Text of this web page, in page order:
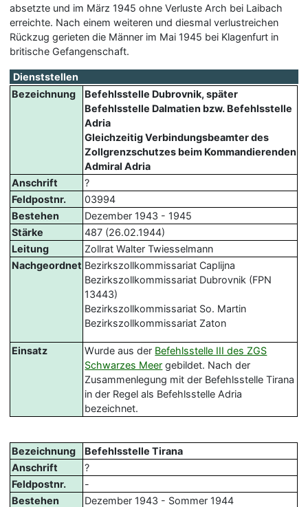
absetzte und im März 1945 ohne Verluste Arch bei Laibach
erreichte. Nach einem weiteren und diesmal verlustreichen
Rückzug gerieten die Männer im Mai 1945 bei Klagenfurt in
britische Gefangenschaft.
Dienststellen
Bezeichnung
Befehlsstelle Dubrovnik, später
Befehlsstelle Dalmatien bzw. Befehlsstelle
Adria
Gleichzeitig Verbindungsbeamter des
Zollgrenzschutzes beim Kommandierenden
Admiral Adria
Anschrift
?
Feldpostnr.
03994
Bestehen
Dezember 1943 - 1945
Stärke
487 (26.02.1944)
Leitung
Zollrat Walter Twiesselmann
Nachgeordnet Bezirkszollkommissariat Caplijna
Bezirkszollkommissariat Dubrovnik (FPN
13443)
Bezirkszollkommissariat So. Martin
Bezirkszollkommissariat Zaton
Einsatz Wurde aus der Befehlsstelle III des ZGS
Schwarzes Meer gebildet. Nach der
Zusammenlegung mit der Befehlsstelle Tirana
in der Regel als Befehlsstelle Adria
bezeichnet.
Bezeichnung
Befehlsstelle Tirana
Anschrift
?
Feldpostnr.
-
Bestehen
Dezember 1943 - Sommer 1944